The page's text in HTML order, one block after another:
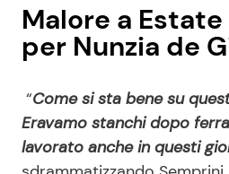
Malore a
per Nunzia de
“Come si sta bene su
Eravamo stanchi dopo
lavorato anche in questi